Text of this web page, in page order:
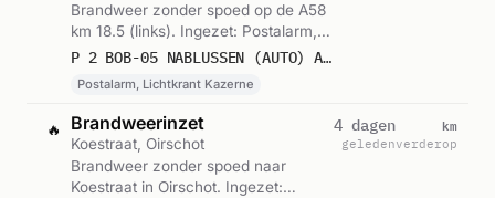
Brandweer zonder spoed op de A58
km 18.5 (links). Ingezet: Postalarm,
Lichtkrant Kazerne. Gemeld om
P 2 BOB-05 NABLUSSEN (AUTO) A58 LI 18,5 OIRSCHOT 223841
Postalarm, Lichtkrant Kazerne
🔥 Brandweerinzet
Koestraat, Oirschot
Brandweer zonder spoed naar
Koestraat in Oirschot. Ingezet:
4 dagen
geleden
km
verderop